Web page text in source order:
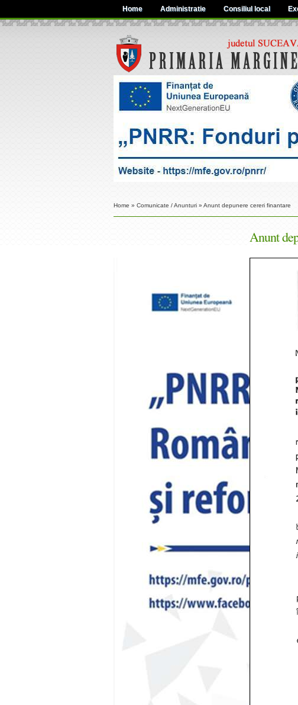
Home Administratie Consiliul local
Home » Comunicate / Anunturi » Anunt depunere cereri finantare
Anunt